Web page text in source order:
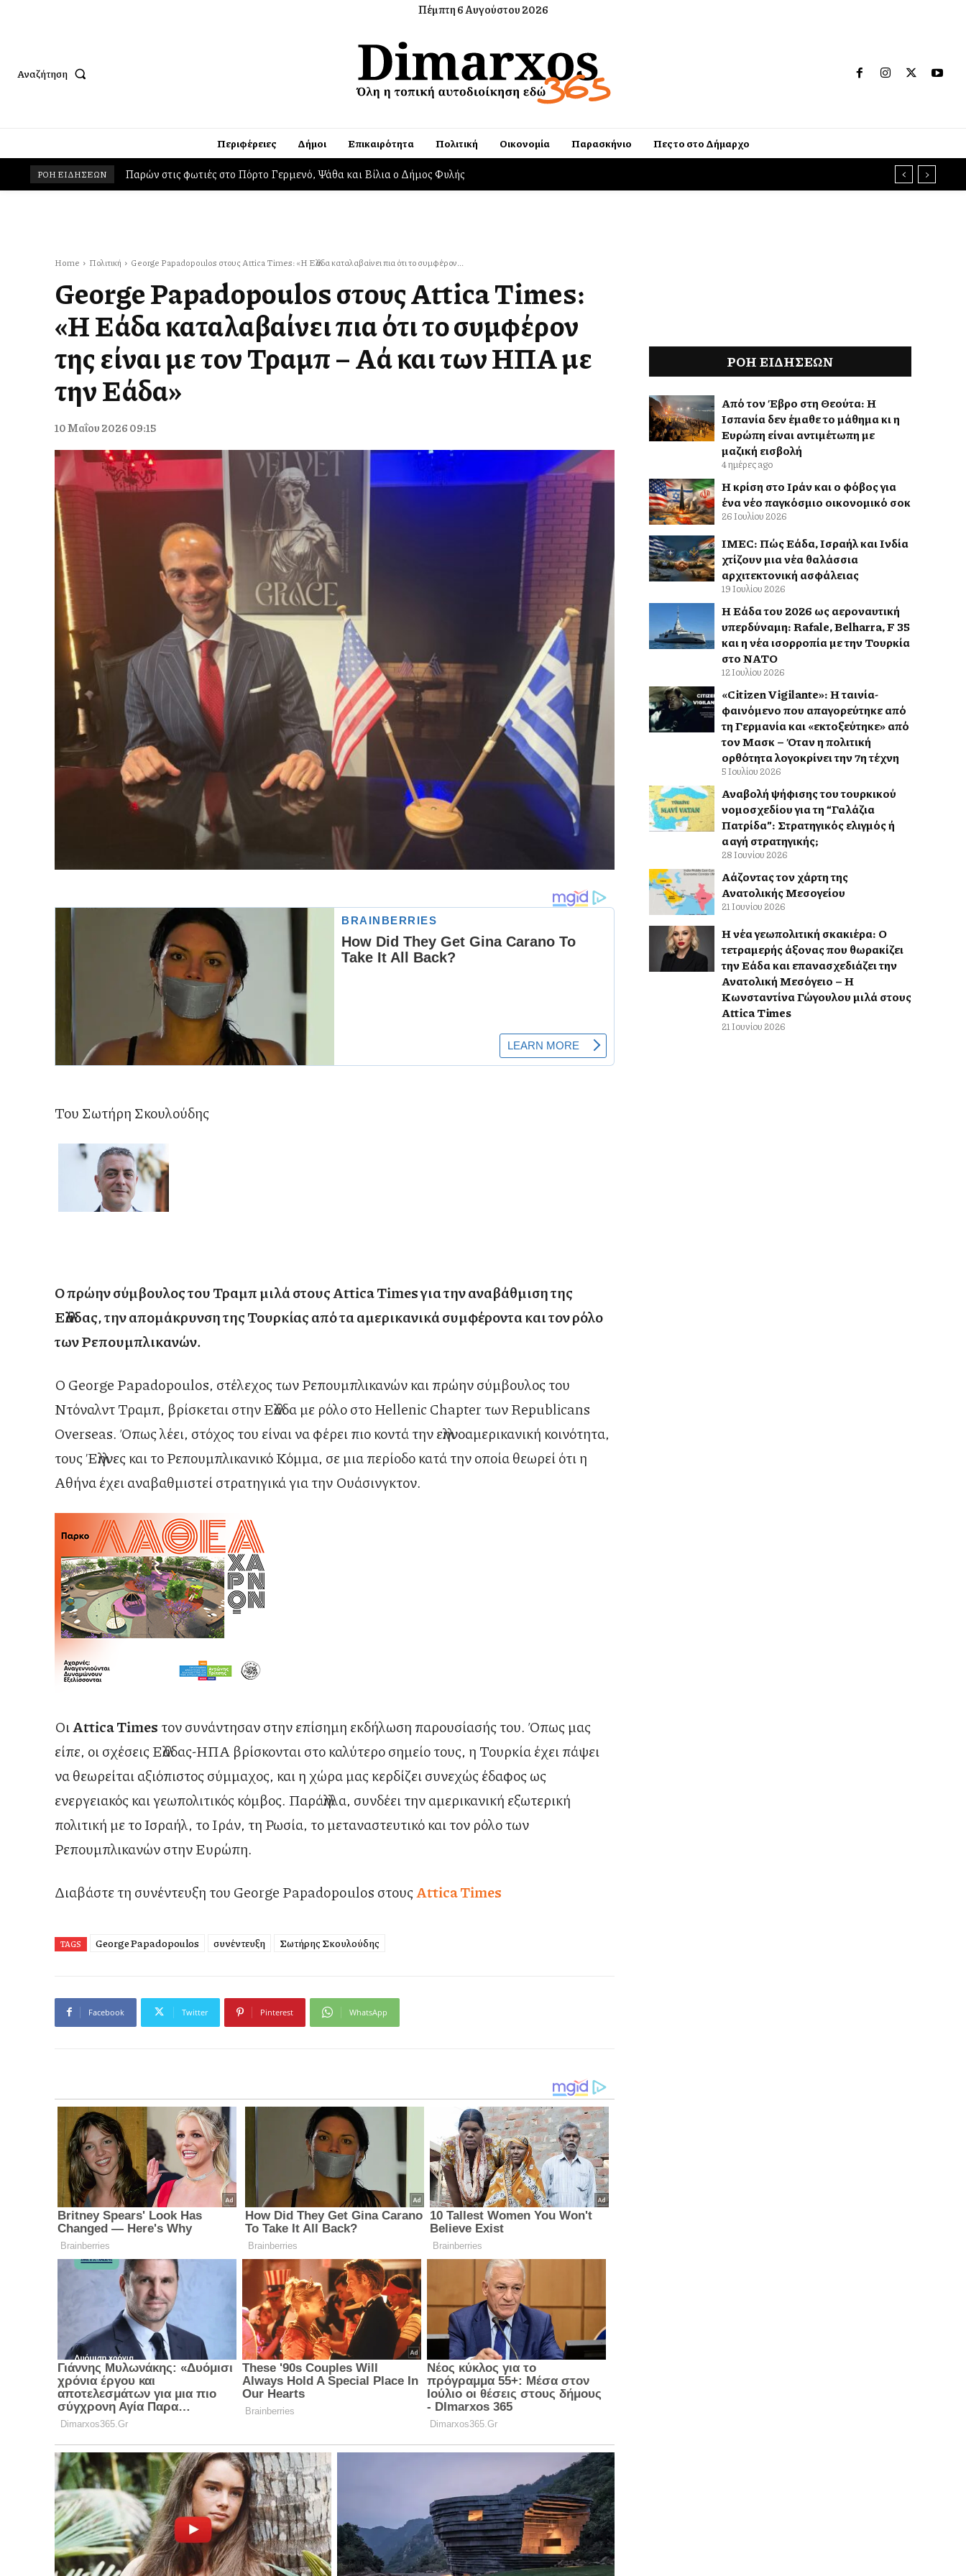
Πέμπτη 6 Αυγούστου 2026
Αναζήτηση
Περιφέρειες Δήμοι Επικαιρότητα Πολιτική Οικονομία Παρασκήνιο Πες το στο Δήμαρχο
ΡΟΗ ΕΙΔΗΣΕΩΝ Δήμος Βαρης Βούλας Βουλιαγμένης: Συλλογή ειδών πρώτης ανάγκης για πυρόπληκτους
Home Πολιτική George Papadopoulos στους Attica Times: «Η Ελλάδα καταλαβαίνει πια ότι το συμφέρον...
George Papadopoulos στους Attica Times:
«Η Ελλάδα καταλαβαίνει πια ότι το συμφέρον
της είναι με τον Τραμπ – Αλλά και των ΗΠΑ με
την Ελλάδα»
10 Μαΐου 2026 09:15
Του Σωτήρη Σκουλούδης
Ο πρώην σύμβουλος του Τραμπ μιλά στουςAtticaTimes για την αναβάθμιση της
Ελλάδας, την απομάκρυνση της Τουρκίας από τα αμερικανικά συμφέροντα και τον ρόλο
των Ρεπουμπλικανών.
Ο George Papadopoulos, στέλεχος των Ρεπουμπλικανών και πρώην σύμβουλος του
Ντόναλντ Τραμπ, βρίσκεται στην Ελλάδα με ρόλο στο Hellenic Chapter των Republicans
Overseas. Όπως λέει, στόχος του είναι να φέρει πιο κοντά την ελληνοαμερικανική κοινότητα,
τους Έλληνες και το Ρεπουμπλικανικό Κόμμα, σε μια περίοδο κατά την οποία θεωρεί ότι η
Αθήνα έχει αναβαθμιστεί στρατηγικά για την Ουάσινγκτον.
ΟιAtticaTimesτον συνάντησαν στην επίσημη εκδήλωση παρουσίασής του. Όπως μας
είπε, οι σχέσεις Ελλάδας-ΗΠΑ βρίσκονται στο καλύτερο σημείο τους, η Τουρκία έχει πάψει
να θεωρείται αξιόπιστος σύμμαχος, και η χώρα μας κερδίζει συνεχώς έδαφος ως
ενεργειακός και γεωπολιτικός κόμβος. Παράλληλα, συνδέει την αμερικανική εξωτερική
πολιτική με το Ισραήλ, το Ιράν, τη Ρωσία, το μεταναστευτικό και τον ρόλο των
Ρεπουμπλικανών στην Ευρώπη.
Διαβάστε τη συνέντευξη του George Papadopoulos στουςAttica Times
TAGS George Papadopoulos συνέντευξη Σωτήρης Σκουλούδης
Facebook Twitter Pinterest WhatsApp
ΡΟΗ ΕΙΔΉΣΕΩΝ
Από τον Έβρο στη Θεούτα: Η
Ισπανία δεν έμαθε το μάθημα κι η
Ευρώπη είναι αντιμέτωπη με
μαζική εισβολή
4 ημέρες ago
Η κρίση στο Ιράν και ο φόβος για
ένα νέο παγκόσμιο οικονομικό σοκ
26 Ιουλίου 2026
IMEC: Πώς Ελλάδα, Ισραήλ και Ινδία
χτίζουν μια νέα θαλάσσια
αρχιτεκτονική ασφάλειας
19 Ιουλίου 2026
Η Ελλάδα του 2026 ως αεροναυτική
υπερδύναμη: Rafale, Belharra, F 35
και η νέα ισορροπία με την Τουρκία
στο ΝΑΤΟ
12 Ιουλίου 2026
«Citizen Vigilante»: Η ταινία-
φαινόμενο που απαγορεύτηκε από
τη Γερμανία και «εκτοξεύτηκε» από
τον Μασκ – Όταν η πολιτική
ορθότητα λογοκρίνει την 7η τέχνη
5 Ιουλίου 2026
Αναβολή ψήφισης του τουρκικού
νομοσχεδίου για τη “Γαλάζια
Πατρίδα”: Στρατηγικός ελιγμός ή
αλλαγή στρατηγικής;
28 Ιουνίου 2026
Αλλάζοντας τον χάρτη της
Ανατολικής Μεσογείου
21 Ιουνίου 2026
Η νέα γεωπολιτική σκακιέρα: Ο
τετραμερής άξονας που θωρακίζει
την Ελλάδα και επανασχεδιάζει την
Ανατολική Μεσόγειο – Η
Κωνσταντίνα Γώγουλου μιλά στους
Attica Times
21 Ιουνίου 2026